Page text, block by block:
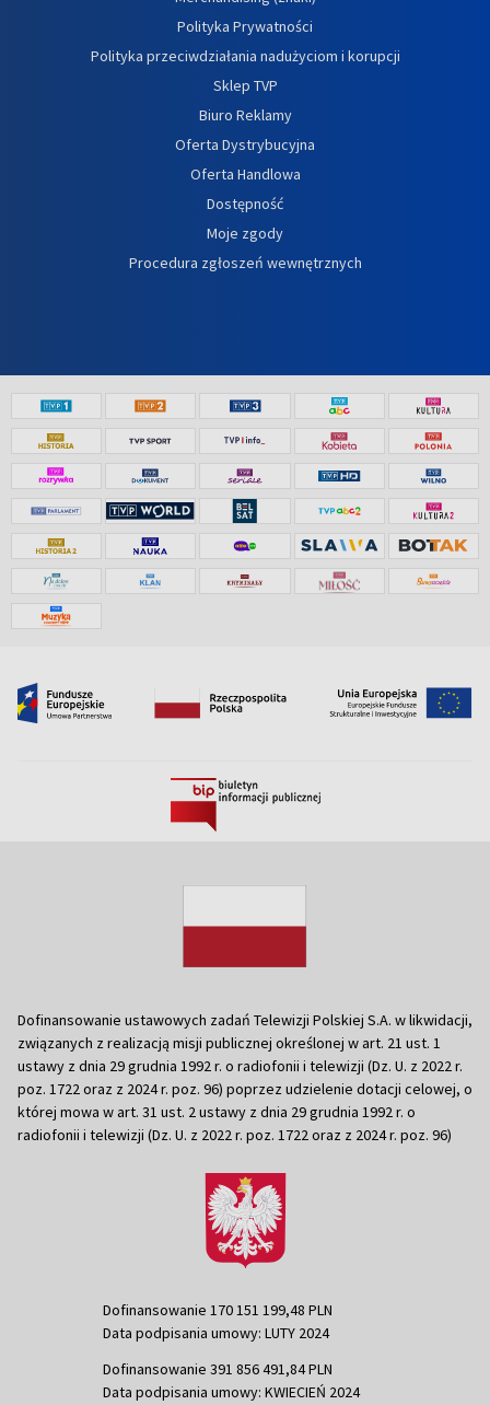
Polityka Prywatności
Polityka przeciwdziałania nadużyciom i korupcji
Sklep TVP
Biuro Reklamy
Oferta Dystrybucyjna
Oferta Handlowa
Dostępność
Moje zgody
Procedura zgłoszeń wewnętrznych
Dofinansowanie ustawowych zadań Telewizji Polskiej S.A. w likwidacji,
związanych z realizacją misji publicznej określonej w art. 21 ust. 1
ustawy z dnia 29 grudnia 1992 r. o radiofonii i telewizji (Dz. U. z 2022 r.
poz. 1722 oraz z 2024 r. poz. 96) poprzez udzielenie dotacji celowej, o
której mowa w art. 31 ust. 2 ustawy z dnia 29 grudnia 1992 r. o
radiofonii i telewizji (Dz. U. z 2022 r. poz. 1722 oraz z 2024 r. poz. 96)
Dofinansowanie 170 151 199,48 PLN
Data podpisania umowy: LUTY 2024
Dofinansowanie 391 856 491,84 PLN
Data podpisania umowy: KWIECIEŃ 2024